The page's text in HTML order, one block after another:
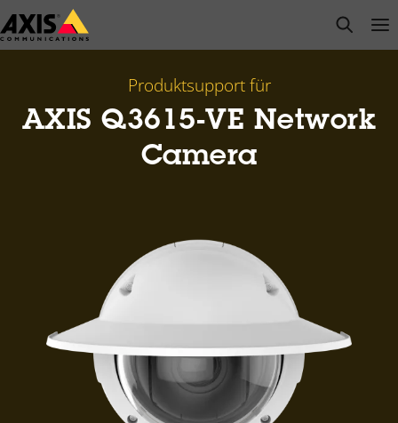
Zum
Hauptinhalt
open
Produktsupport für
AXIS Q3615-VE Network
Camera